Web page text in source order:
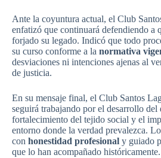
Ante la coyuntura actual, el Club
enfatizó que continuará defendiendo a
forjado su legado. Indicó que todo
su curso conforme a la normativa
desviaciones ni intenciones ajenas al
de justicia.
En su mensaje final, el Club Santos
seguirá trabajando por el desarrollo del
fortalecimiento del tejido social y el
entorno donde la verdad prevalezca.
con honestidad profesional y guiado
que lo han acompañado históricamente.